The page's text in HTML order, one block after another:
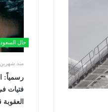
حال
منذ شهرين
رسمياً:
فتيات
العقوبة قد